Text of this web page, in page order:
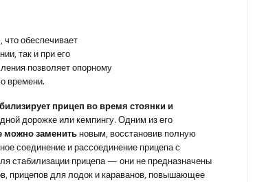
, что обеспечивает
так и при его
позволяет опорному
времени.
прицеп во время стоянки и
дорожке или кемпингу. Одним из его
можно заменить новым, восстановив полную
соединение и рассоединение прицепа с
стабилизации прицепа — они не предназначены
прицепов для лодок и караванов, повышающее